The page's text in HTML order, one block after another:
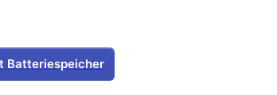
Batteriespeicher